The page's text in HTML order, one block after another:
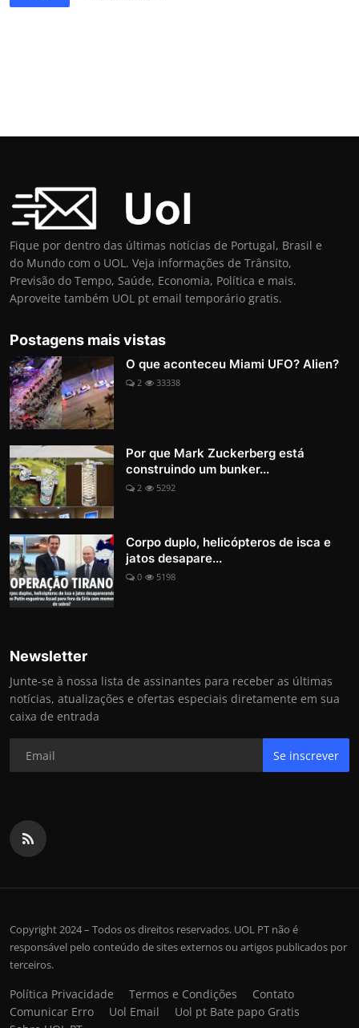
Fique por dentro das últimas notícias de Portugal, Brasil e
do Mundo com o UOL. Veja informações de Trânsito,
Previsão do Tempo, Saúde, Economia, Política e mais.
Aproveite também UOL pt email temporário gratis.
Postagens mais vistas
O que aconteceu Miami UFO? Alien?
2 33338
Por que Mark Zuckerberg está
construindo um bunker...
2 5292
Corpo duplo, helicópteros de isca e
jatos desapare...
0 5198
Newsletter
Junte-se à nossa lista de assinantes para receber as últimas
notícias, atualizações e ofertas especiais diretamente em sua
caixa de entrada
Se inscrever
Copyright 2024 – Todos os direitos reservados. UOL PT não é
responsável pelo conteúdo de sites externos ou artigos publicados por
terceiros.
Política Privacidade Termos e Condições
Contato
Comunicar Erro
Uol Email
Uol pt Bate papo Gratis